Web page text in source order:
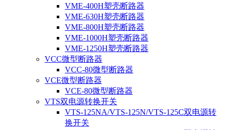
VME-400H塑壳断路器
VME-630H塑壳断路器
VME-800H塑壳断路器
VME-1000H塑壳断路器
VME-1250H塑壳断路器
VCC微型断路器
VCC-80微型断路器
VCE微型断路器
VCE-80微型断路器
VTS双电源转换开关
VTS-125NA/VTS-125N/VTS-125C双电源转
换开关